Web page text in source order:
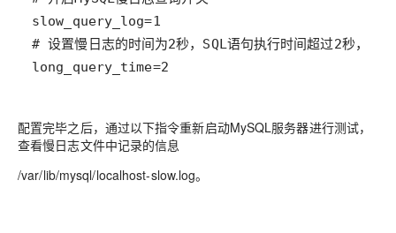
long_query_time=2
配置完毕之后，通过以下指令重新启动MySQL服务器进行测试，
查看慢日志文件中记录的信息
/var/lib/mysql/localhost-slow.log。